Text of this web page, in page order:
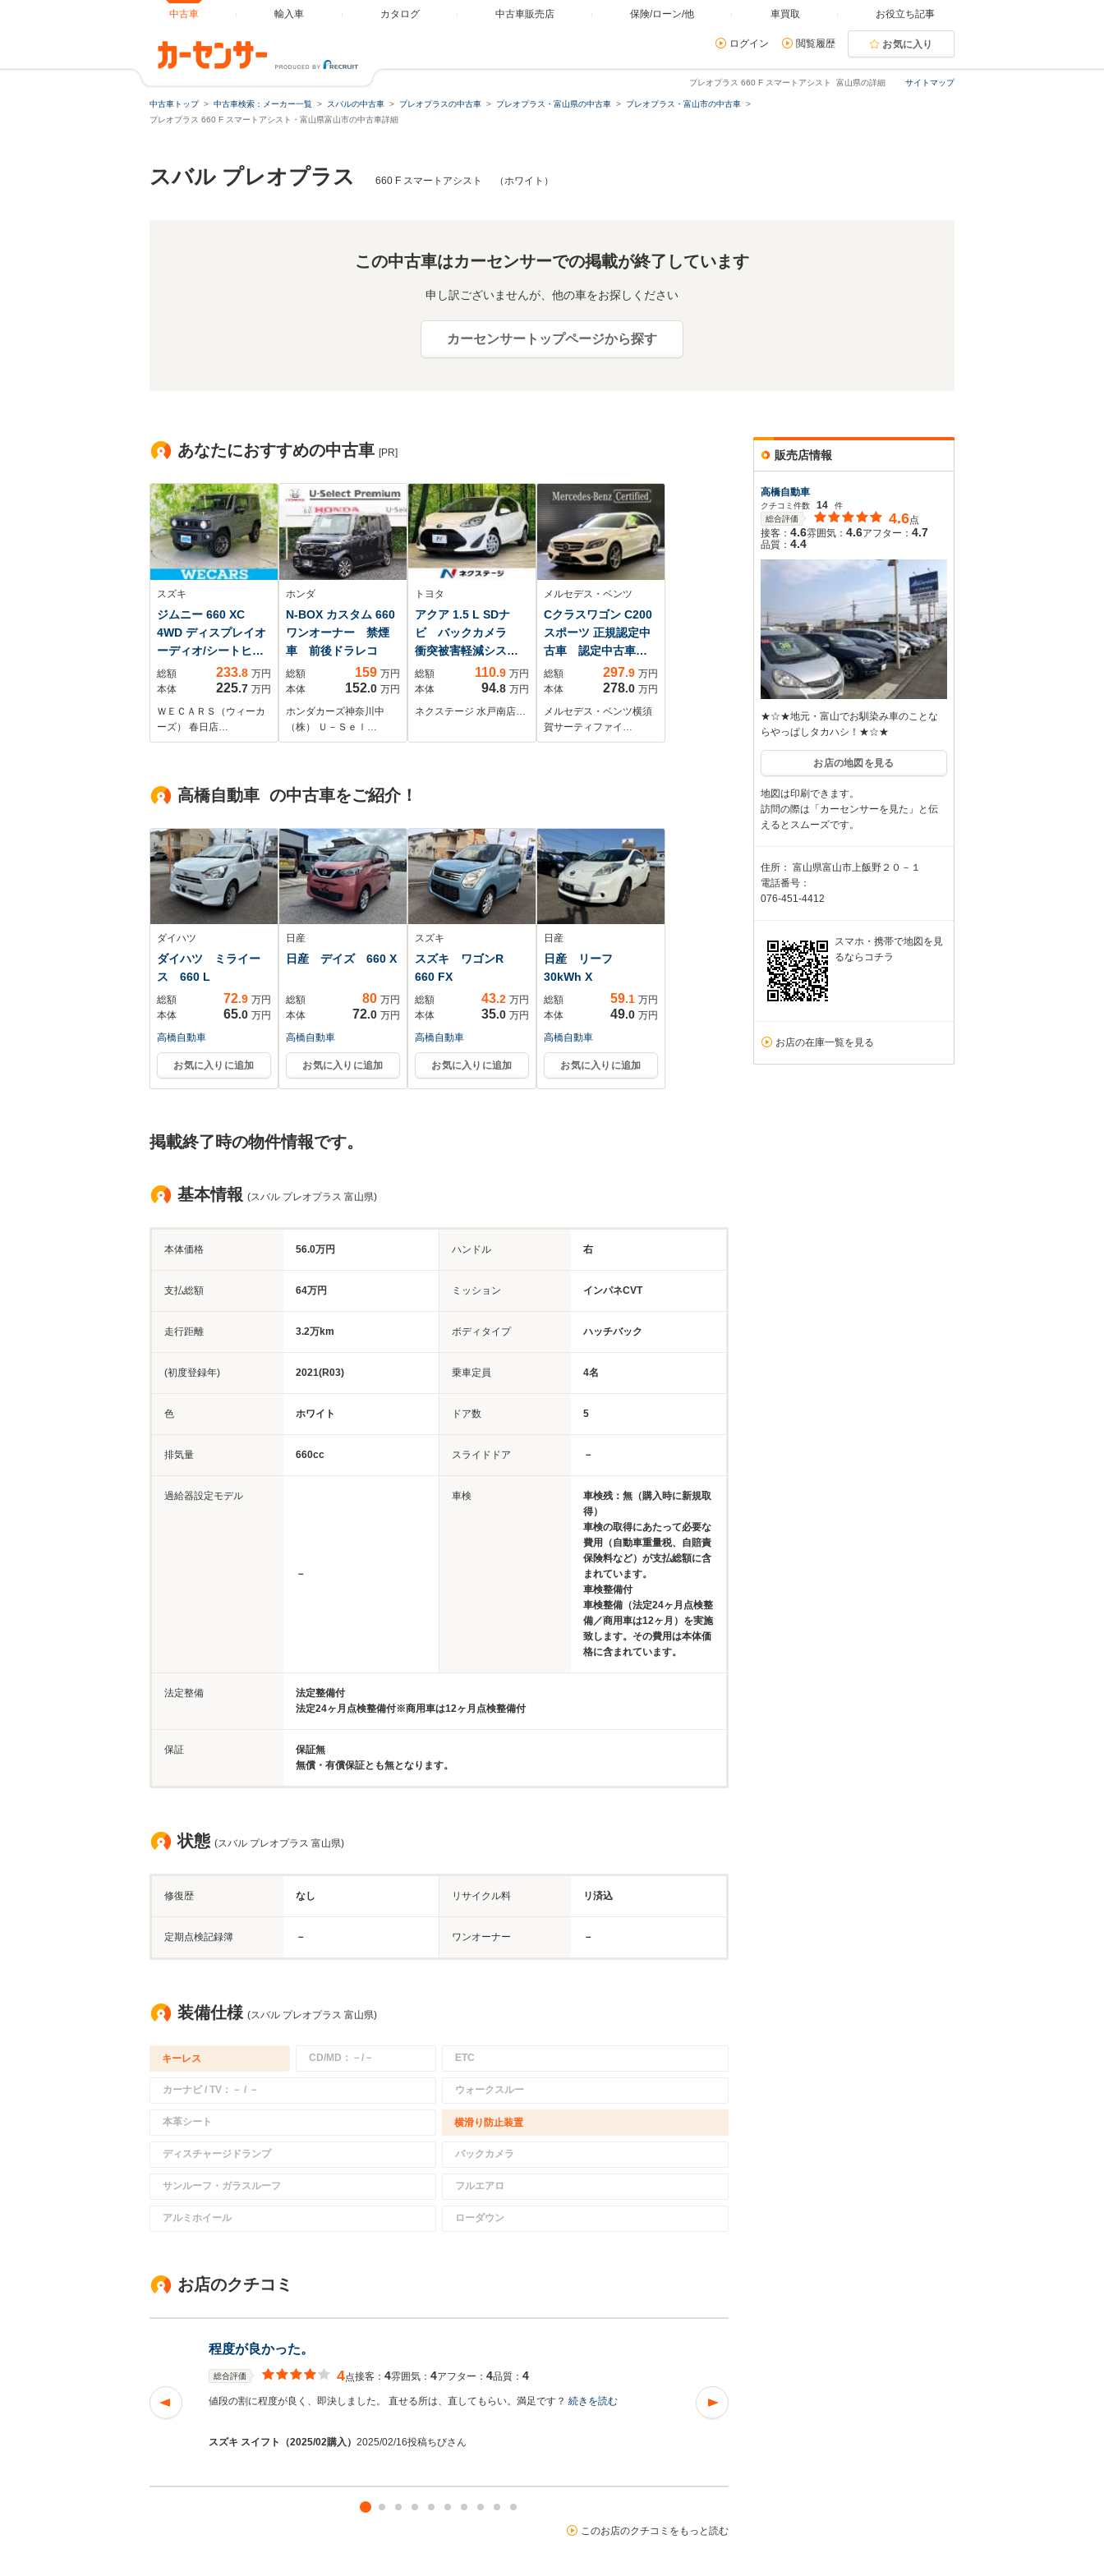
中古車 輸入車 カタログ 中古車販売店 保険/ローン/他 車買取 お役立ち記事
ログイン 閲覧履歴 お気に入り
サイトマップ
プレオプラス 660 F スマートアシスト 富山県の詳細
中古車トップ 中古車検索：メーカー一覧 スバルの中古車 プレオプラスの中古車 プレオプラス・富山県の中古車
プレオプラス・富山市の中古車
プレオプラス 660 F スマートアシスト・富山県富山市の中古車詳細
スバル プレオプラス 660 F スマートアシスト （ホワイト）
この中古車はカーセンサーでの掲載が終了しています
申し訳ございませんが、他の車をお探しください
カーセンサートップページから探す
あなたにおすすめの中古車 [PR]
スズキ
ジムニー 660 XC
4WD ディスプレイオ
ーディオ/シートヒー
ター 前席/車線逸脱防
止支援システム/ヘッ
ドランプ
LED/Bluetooth接
続/ETC/ABS/横滑り防
ター
総額 233.8 万円
本体
225.7 万円
ＷＥＣＡＲＳ（ウィーカ
ーズ） 春日店…
ホンダ
N-BOX カスタム 660
ワンオーナー 禁煙
車 前後ドラレコ
総額 159 万円
本体
152.0 万円
ホンダカーズ神奈川中
（株） Ｕ－Ｓｅｌ…
トヨタ
アクア 1.5 L SDナ
ビ バックカメラ
衝突被害軽減システ
ム 禁煙車 コーナ
ーセンサー LEDヘ
ッド ETC 車線逸
ト オートエアコ
総額 110.9 万円
本体
94.8 万円
ネクステージ 水戸南店…
メルセデス・ベンツ
Cクラスワゴン C200
スポーツ 正規認定中
古車 認定中古車保
証2年付き 禁煙車
シートヒーター メ
モリー付き電動シー
ト レーダーセーフ
ティパッケージ オ
サー USB
総額 297.9 万円
本体
278.0 万円
メルセデス・ベンツ横須
賀サーティファイ…
高橋自動車 の中古車をご紹介！
ダイハツ
ダイハツ ミライー
ス 660 L
総額 72.9 万円
本体
65.0 万円
高橋自動車
お気に入りに追加
日産
日産 デイズ 660 X
総額 80 万円
本体
72.0 万円
高橋自動車
お気に入りに追加
スズキ
スズキ ワゴンR
660 FX
総額 43.2 万円
本体
35.0 万円
高橋自動車
お気に入りに追加
日産
日産 リーフ
30kWh X
総額 59.1 万円
本体
49.0 万円
高橋自動車
お気に入りに追加
掲載終了時の物件情報です。
基本情報 (スバル プレオプラス 富山県)
本体価格 56.0万円 ハンドル 右
支払総額 64万円 ミッション インパネCVT
走行距離 3.2万km ボディタイプ ハッチバック
(初度登録年) 2021(R03) 乗車定員 4名
色 ホワイト ドア数 5
排気量 660cc スライドドア －
過給器設定モデル
－
車検
車検残：無（購入時に新規取
得）
車検の取得にあたって必要な
費用（自動車重量税、自賠責
保険料など）が支払総額に含
まれています。
車検整備付
車検整備（法定24ヶ月点検整
備／商用車は12ヶ月）を実施
致します。その費用は本体価
格に含まれています。
法定整備
法定整備付
法定24ヶ月点検整備付※商用車は12ヶ月点検整備付
保証
保証無
無償・有償保証とも無となります。
状態 (スバル プレオプラス 富山県)
修復歴 なし リサイクル料 リ済込
定期点検記録簿 － ワンオーナー －
装備仕様 (スバル プレオプラス 富山県)
キーレス CD/MD：－/－ ETC
カーナビ / TV：－ / － ウォークスルー
本革シート 横滑り防止装置
ディスチャージドランプ バックカメラ
サンルーフ・ガラスルーフ フルエアロ
アルミホイール ローダウン
お店のクチコミ
程度が良かった。
総合評価 4点接客： 4雰囲気： 4アフター： 4品質： 4
値段の割に程度が良く、即決しました。 直せる所は、直してもらい。満足です？ 続きを読む
スズキ スイフト（2025/02購入） 2025/02/16投稿ちびさん
このお店のクチコミをもっと読む
販売店情報
高橋自動車
クチコミ件数 14
件
総合評価
4.6点
接客： 4.6雰囲気： 4.6アフター： 4.7
品質： 4.4
★☆★地元・富山でお馴染み車のことな
らやっぱしタカハシ！★☆★
お店の地図を見る
地図は印刷できます。
訪問の際は「カーセンサーを見た」と伝
えるとスムーズです。
住所： 富山県富山市上飯野２０－１
電話番号：
076-451-4412
スマホ・携帯で地図を見
るならコチラ
お店の在庫一覧を見る